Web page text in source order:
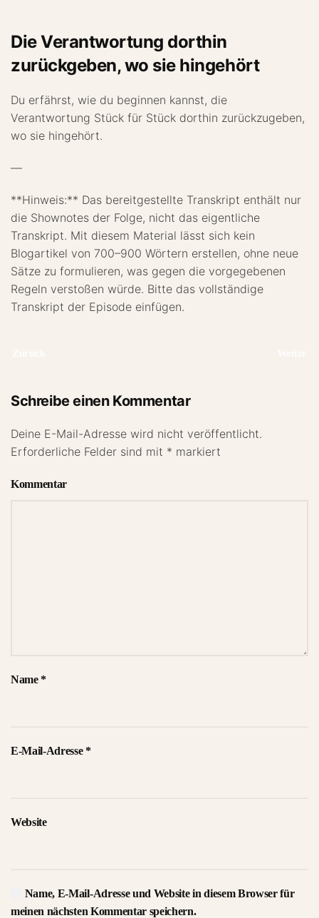
Die Verantwortung dorthin
zurückgeben, wo sie hingehört
Du erfährst, wie du beginnen kannst, die
Verantwortung Stück für Stück dorthin zurückzugeben,
wo sie hingehört.
—
**Hinweis:** Das bereitgestellte Transkript enthält nur
die Shownotes der Folge, nicht das eigentliche
Transkript. Mit diesem Material lässt sich kein
Blogartikel von 700–900 Wörtern erstellen, ohne neue
Sätze zu formulieren, was gegen die vorgegebenen
Regeln verstoßen würde. Bitte das vollständige
Transkript der Episode einfügen.
Schreibe einen Kommentar
Deine E-Mail-Adresse wird nicht veröffentlicht.
Erforderliche Felder sind mit * markiert
Kommentar
Name *
E-Mail-Adresse *
Website
Name, E-Mail-Adresse und Website in diesem Browser für
meinen nächsten Kommentar speichern.